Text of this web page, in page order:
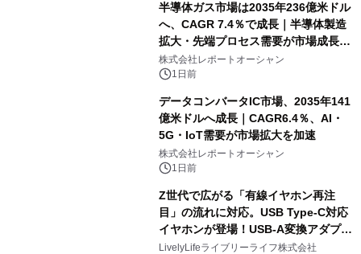
半導体ガス市場は2035年236億米ドル
へ、CAGR 7.4％で成長｜半導体製造
拡大・先端プロセス需要が市場成長を
加速
株式会社レポートオーシャン
1日前
データコンバータIC市場、2035年141
億米ドルへ成長｜CAGR6.4％、AI・
5G・IoT需要が市場拡大を加速
株式会社レポートオーシャン
1日前
Z世代で広がる「有線イヤホン再注
目」の流れに対応。USB Type-C対応
イヤホンが登場！USB-A変換アダプタ
ー付きでスマホからパソコンまで幅広
LivelyLifeライブリーライフ株式会社